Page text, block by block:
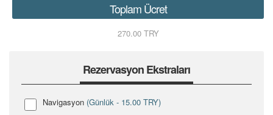
Toplam Ücret
270.00 TRY
Rezervasyon Ekstraları
Navigasyon (Günlük - 15.00 TRY)